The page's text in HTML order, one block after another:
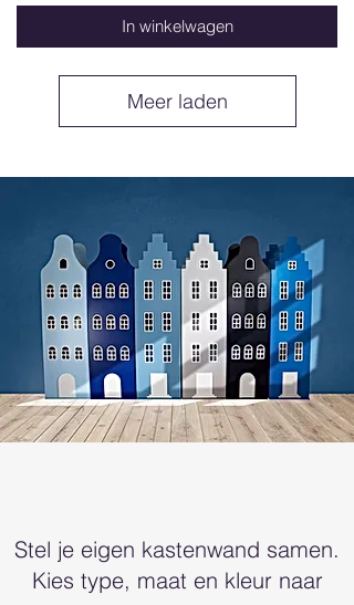
In winkelwagen
Meer laden
Stel je eigen kastenwand samen.
Kies type, maat en kleur naar